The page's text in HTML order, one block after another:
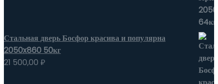
Стальная дверь Босфор красива и популярна
2050x860 50кг
21 500,00 ₽